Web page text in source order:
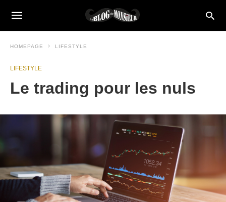
HOMEPAGE LIFESTYLE
LIFESTYLE
Le trading pour les nuls